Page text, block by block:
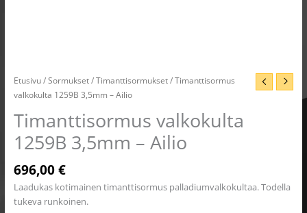
Etusivu/Sormukset/Timanttisormukset/ Timanttisormus
valkokulta 1259B 3,5mm – Ailio
Timanttisormus valkokulta
1259B 3,5mm – Ailio
696,00€
Laadukas kotimainen timanttisormus palladiumvalkokultaa. Todella
tukeva runkoinen.